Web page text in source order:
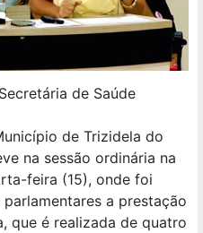
de Saúde
de Trizidela do
na sessão ordinária na
feira (15), onde foi
a prestação
que é realizada de quatro